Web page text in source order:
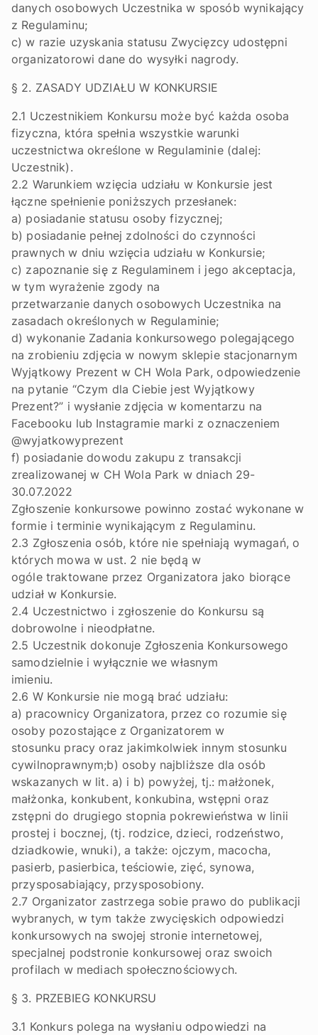
danych osobowych Uczestnika w sposób wynikający
z Regulaminu;
c) w razie uzyskania statusu Zwycięzcy udostępni
organizatorowi dane do wysyłki nagrody.
§ 2. ZASADY UDZIAŁU W KONKURSIE
2.1 Uczestnikiem Konkursu może być każda osoba
fizyczna, która spełnia wszystkie warunki
uczestnictwa określone w Regulaminie (dalej:
Uczestnik).
2.2 Warunkiem wzięcia udziału w Konkursie jest
łączne spełnienie poniższych przesłanek:
a) posiadanie statusu osoby fizycznej;
b) posiadanie pełnej zdolności do czynności
prawnych w dniu wzięcia udziału w Konkursie;
c) zapoznanie się z Regulaminem i jego akceptacja,
w tym wyrażenie zgody na
przetwarzanie danych osobowych Uczestnika na
zasadach określonych w Regulaminie;
d) wykonanie Zadania konkursowego polegającego
na zrobieniu zdjęcia w nowym sklepie stacjonarnym
Wyjątkowy Prezent w CH Wola Park, odpowiedzenie
na pytanie “Czym dla Ciebie jest Wyjątkowy
Prezent?” i wysłanie zdjęcia w komentarzu na
Facebooku lub Instagramie marki z oznaczeniem
@wyjatkowyprezent
f) posiadanie dowodu zakupu z transakcji
zrealizowanej w CH Wola Park w dniach 29-
30.07.2022
Zgłoszenie konkursowe powinno zostać wykonane w
formie i terminie wynikającym z Regulaminu.
2.3 Zgłoszenia osób, które nie spełniają wymagań, o
których mowa w ust. 2 nie będą w
ogóle traktowane przez Organizatora jako biorące
udział w Konkursie.
2.4 Uczestnictwo i zgłoszenie do Konkursu są
dobrowolne i nieodpłatne.
2.5 Uczestnik dokonuje Zgłoszenia Konkursowego
samodzielnie i wyłącznie we własnym
imieniu.
2.6 W Konkursie nie mogą brać udziału:
a) pracownicy Organizatora, przez co rozumie się
osoby pozostające z Organizatorem w
stosunku pracy oraz jakimkolwiek innym stosunku
cywilnoprawnym;b) osoby najbliższe dla osób
wskazanych w lit. a) i b) powyżej, tj.: małżonek,
małżonka, konkubent, konkubina, wstępni oraz
zstępni do drugiego stopnia pokrewieństwa w linii
prostej i bocznej, (tj. rodzice, dzieci, rodzeństwo,
dziadkowie, wnuki), a także: ojczym, macocha,
pasierb, pasierbica, teściowie, zięć, synowa,
przysposabiający, przysposobiony.
2.7 Organizator zastrzega sobie prawo do publikacji
wybranych, w tym także zwycięskich odpowiedzi
konkursowych na swojej stronie internetowej,
specjalnej podstronie konkursowej oraz swoich
profilach w mediach społecznościowych.
§ 3. PRZEBIEG KONKURSU
3.1 Konkurs polega na wysłaniu odpowiedzi na